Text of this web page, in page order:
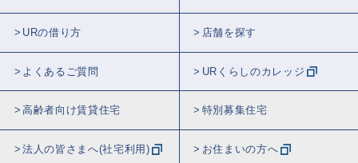
URの借り方 店舗を探す
よくあるご質問 URくらしのカレッジ
高齢者向け賃貸住宅 特別募集住宅
法人の皆さまへ(社宅利用) お住まいの方へ